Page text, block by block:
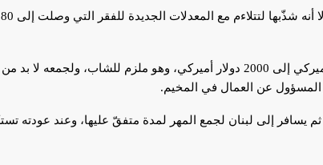
انخفض مهر الفتاة الذي كان يصل إلى ما يعادل 20 ألف دولار أميركي إلى 2000 دولار أميركي، وهو ملزم
المسؤول عن العمال في المخيم.
يسافر إلى لبنان لجمع المهر لمدة متفقّ عليها، وعند عودته